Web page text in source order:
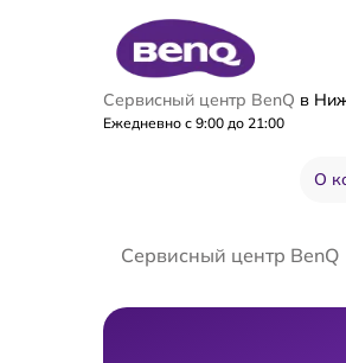
Сервисный центр BenQ в
Ежедневно с 9:00 до 21:00
О
Сервисный центр BenQ